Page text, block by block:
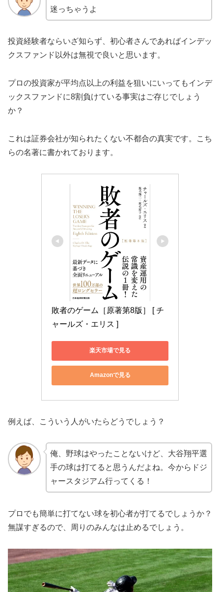
迷っちゃうよ
投資経験者ならいざ知らず、初心者さんであればインデッ
クスファンド以外は無視で良いと思います。
プロの投資家が平均点以上の利益を狙いにいってもインデ
ックスファンドに8割負けている事実はご存じでしょう
か？
これは証券会社が知られたくない不都合の真実です。こち
らの名著に書かれております。
敗者のゲーム［原著第8版］ [ チ
ャールズ・エリス ]
楽天市場で見る
Amazonで見る
例えば、こういう人がいたらどうでしょう？
俺、野球はやったことないけど、大谷翔平選
手の球は打てると思うんだよね。今からドジ
ャースタジアム行ってくる！
プロでも簡単に打てない球を初心者が打てるでしょうか？
無謀すぎるので、周りのみんなは止めるでしょう。